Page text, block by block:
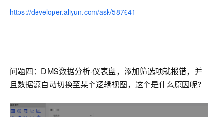
https://developer.aliyun.com/ask/587641
问题四：DMS数据分析-仪表盘，添加筛选项就报错，并
且数据源自动切换至某个逻辑视图，这个是什么原因呢？